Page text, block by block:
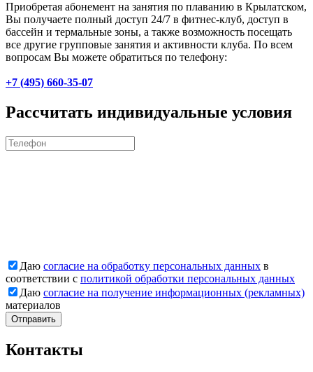
Приобретая абонемент на занятия по плаванию в Крылатском,
Вы получаете полный доступ 24/7 в фитнес-клуб, доступ в
бассейн и термальные зоны, а также возможность посещать
все другие групповые занятия и активности клуба. По всем
вопросам Вы можете обратиться по телефону:
+7 (495) 660-35-07
Рассчитать индивидуальные условия
Даю согласие на обработку персональных данных в
соответствии с политикой обработки персональных данных
Даю согласие на получение информационных (рекламных)
материалов
Отправить
Контакты